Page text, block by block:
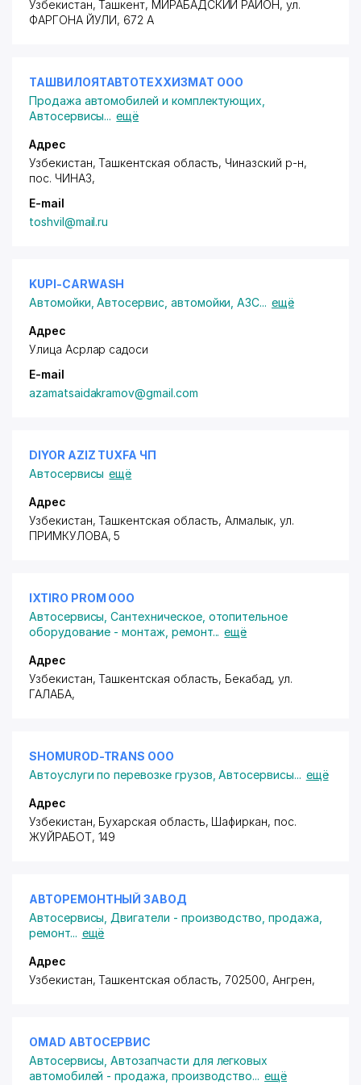
Узбекистан, Ташкент, МИРАБАДСКИЙ РАЙОН, ул.
ФАРГОНА ЙУЛИ, 672 А
ТАШВИЛОЯТАВТОТЕХХИЗМАТ ООО
Продажа автомобилей и комплектующих
Автосервисы... ещё
Адрес
Узбекистан, Ташкентская область, Чиназский р-н,
пос. ЧИНАЗ,
E-mail
toshvil@mail.ru
KUPI-CARWASH
Автомойки ,Автосервис, автомойки, АЗС... ещё
Адрес
Улица Асрлар садоси
E-mail
azamatsaidakramov@gmail.com
DIYOR AZIZ TUXFA ЧП
Автосервисы ещё
Адрес
Узбекистан, Ташкентская область, Алмалык, ул.
ПРИМКУЛОВА, 5
IXTIRO PROM ООО
Автосервисы ,Сантехническое, отопительное
оборудование - монтаж, ремонт... ещё
Адрес
Узбекистан, Ташкентская область, Бекабад, ул.
ГАЛАБА,
SHOMUROD-TRANS ООО
Автоуслуги по перевозке грузов ,Автосервисы... ещё
Адрес
Узбекистан, Бухарская область, Шафиркан, пос.
ЖУЙРАБОТ, 149
АВТОРЕМОНТНЫЙ ЗАВОД
Автосервисы Двигатели - производство, продажа,
ремонт... ещё
Адрес
Узбекистан, Ташкентская область, 702500, Ангрен,
OMAD АВТОСЕРВИС
Автосервисы ,Автозапчасти для легковых
автомобилей - продажа, производство... ещё